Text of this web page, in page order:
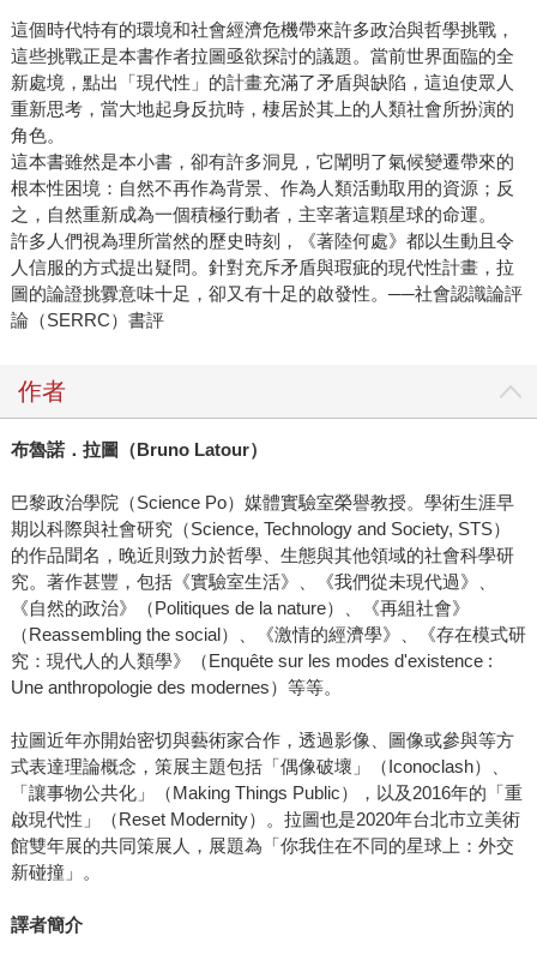
這個時代特有的環境和社會經濟危機帶來許多政治與哲學挑戰，
這些挑戰正是本書作者拉圖亟欲探討的議題。當前世界面臨的全
新處境，點出「現代性」的計畫充滿了矛盾與缺陷，這迫使眾人
重新思考，當大地起身反抗時，棲居於其上的人類社會所扮演的
角色。
這本書雖然是本小書，卻有許多洞見，它闡明了氣候變遷帶來的
根本性困境：自然不再作為背景、作為人類活動取用的資源；反
之，自然重新成為一個積極行動者，主宰著這顆星球的命運。
許多人們視為理所當然的歷史時刻，《著陸何處》都以生動且令
人信服的方式提出疑問。針對充斥矛盾與瑕疵的現代性計畫，拉
圖的論證挑釁意味十足，卻又有十足的啟發性。──社會認識論評
論（SERRC）書評
作者
布魯諾．拉圖（Bruno Latour）
巴黎政治學院（Science Po）媒體實驗室榮譽教授。學術生涯早
期以科際與社會研究（Science, Technology and Society, STS）
的作品聞名，晚近則致力於哲學、生態與其他領域的社會科學研
究。著作甚豐，包括《實驗室生活》、《我們從未現代過》、
《自然的政治》（Politiques de la nature）、《再組社會》
（Reassembling the social）、《激情的經濟學》、《存在模式研
究：現代人的人類學》（Enquête sur les modes d'existence :
Une anthropologie des modernes）等等。
拉圖近年亦開始密切與藝術家合作，透過影像、圖像或參與等方
式表達理論概念，策展主題包括「偶像破壞」（Iconoclash）、
「讓事物公共化」（Making Things Public），以及2016年的「重
啟現代性」（Reset Modernity）。拉圖也是2020年台北市立美術
館雙年展的共同策展人，展題為「你我住在不同的星球上：外交
新碰撞」。
譯者簡介